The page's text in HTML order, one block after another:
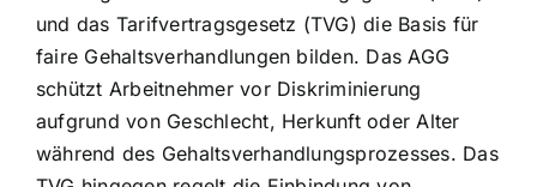
und das Tarifvertragsgesetz (TVG) die Basis für
faire Gehaltsverhandlungen bilden. Das AGG
schützt Arbeitnehmer vor Diskriminierung
aufgrund von Geschlecht, Herkunft oder Alter
während des Gehaltsverhandlungsprozesses. Das